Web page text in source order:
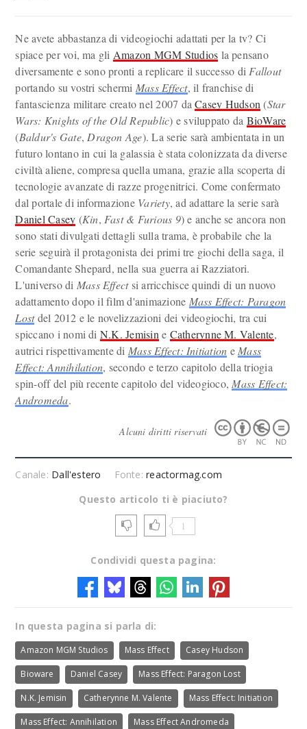
Ne avete abbastanza di videogiochi adattati per la tv? Ci
spiace per voi, ma gli Amazon MGM Studios la pensano
diversamente e sono pronti a replicare il successo di Fallout
portando su vostri schermi Mass Effect, il franchise di
fantascienza militare creato nel 2007 daCasey Hudson (Star
Wars: Knights of the Old Republic) e sviluppato da BioWare
(Baldur's Gate, Dragon Age). La serie sarà ambientata in un
futuro lontano in cui la galassia è stata colonizzata da diverse
civiltà aliene, compresa quella umana, grazie alla scoperta di
tecnologie avanzate di razze progenitrici. Come confermato
dal portale di informazione Variety, ad adattare la serie sarà
Daniel Casey (Kin, Fast & Furious 9) e anche se ancora non
sono stati divulgati dettagli sulla trama, è probabile che la
serie seguirà il protagonista dei primi tre giochi della saga, il
Comandante Shepard, nella sua guerra ai Razziatori.
L'universo di Mass Effectsi arricchisce quindi di un nuovo
adattamento dopo il film d'animazione Mass Effect: Paragon
Lostdel 2012 e le novelizzazioni dei videogiochi, tra cui
spiccano i nomi di N.K. Jemisin e Catherynne M. Valente,
autrici rispettivamente di Mass Effect: Initiation e Mass
Effect: Annihilation, secondo e terzo capitolo della triogia
spin-off del più recente capitolo del videogioco, Mass Effect:
Andromeda.
Alcuni diritti riservati
Canale: Dall'estero Fonte:reactormag.com
Questo articolo ti è piaciuto?
1
Condividi questa pagina:
In questa pagina si parla di:
Amazon MGM Studios Mass Effect Casey Hudson
Bioware Daniel Casey Mass Effect: Paragon Lost
N.K. Jemisin Catherynne M. Valente Mass Effect: Initiation
Mass Effect: Annihilation Mass Effect Andromeda